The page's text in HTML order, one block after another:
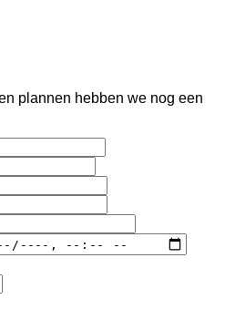
plannen hebben we nog een